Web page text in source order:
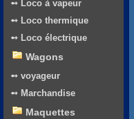
➻ Loco à vapeur
➻ Loco thermique
➻ Loco électrique
Wagons
➻ voyageur
➻ Marchandise
Maquettes